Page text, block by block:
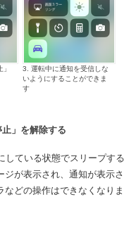
3. 運転中に通知を受信しな
いようにすることができま
す
」を解除する
している状態でスリープする
が表示され、通知が表示さ
どの操作はできなくなりま